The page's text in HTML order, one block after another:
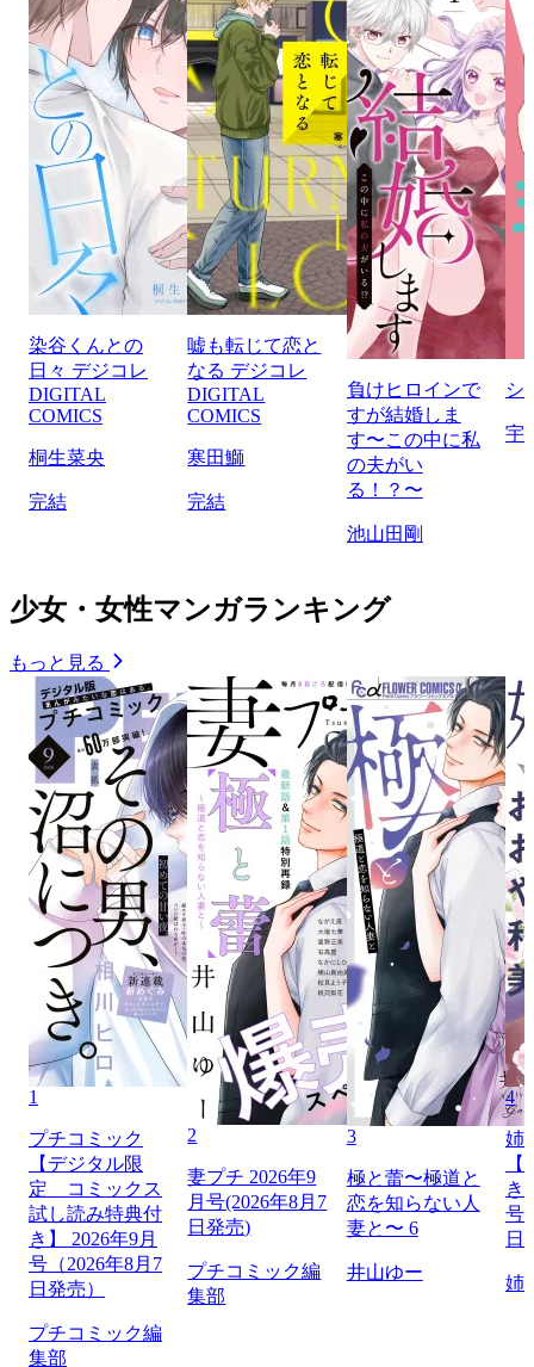
染谷くんとの
日々 デジコレ
DIGITAL
COMICS
桐生菜央
完結
嘘も転じて恋と
なる デジコレ
DIGITAL
COMICS
寒田鰤
完結
負けヒロインで
すが結婚しま
す〜この中に私
の夫がい
る！？〜
池山田剛
シ
宇
少女・女性マンガランキング
もっと見る
1
プチコミック
【デジタル限
定 コミックス
試し読み特典付
き】 2026年9月
号（2026年8月7
日発売）
プチコミック編
集部
2
妻プチ 2026年9
月号(2026年8月7
日発売)
プチコミック編
集部
3
極と蕾〜極道と
恋を知らない人
妻と〜 6
井山ゆー
4
姉
き
号
日
姉